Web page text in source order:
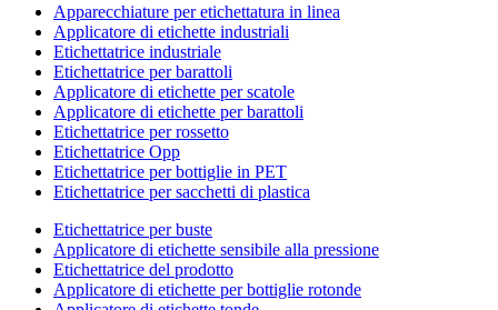
Apparecchiature per etichettatura in linea
Applicatore di etichette industriali
Etichettatrice industriale
Etichettatrice per barattoli
Applicatore di etichette per scatole
Applicatore di etichette per barattoli
Etichettatrice per rossetto
Etichettatrice Opp
Etichettatrice per bottiglie in PET
Etichettatrice per sacchetti di plastica
Etichettatrice per buste
Applicatore di etichette sensibile alla pressione
Etichettatrice del prodotto
Applicatore di etichette per bottiglie rotonde